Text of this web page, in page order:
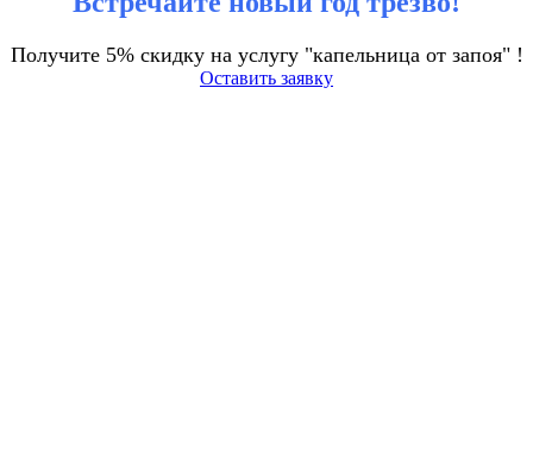
Получите 5% скидку на услугу "капельница от запоя" !
Оставить заявку